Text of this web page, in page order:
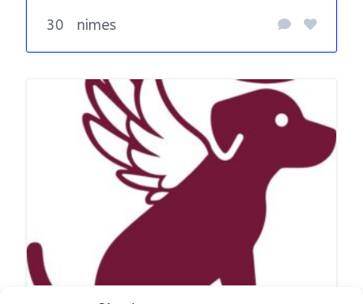
30 nimes